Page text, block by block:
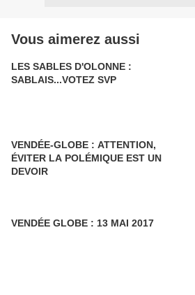
Vous aimerez aussi
LES SABLES D'OLONNE :
SABLAIS...VOTEZ SVP
VENDÉE-GLOBE : ATTENTION,
ÉVITER LA POLÉMIQUE EST UN
DEVOIR
VENDÉE GLOBE : 13 MAI 2017